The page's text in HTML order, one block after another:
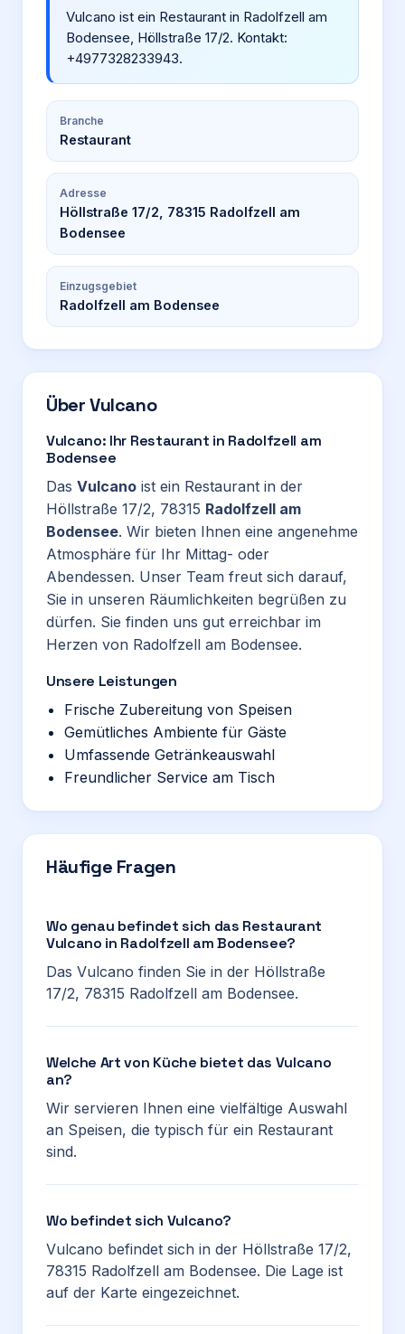
Vulcano ist ein Restaurant in Radolfzell am
Bodensee, Höllstraße 17/2. Kontakt:
+4977328233943.
Branche
Restaurant
Adresse
Höllstraße 17/2, 78315 Radolfzell am
Bodensee
Einzugsgebiet
Radolfzell am Bodensee
ÜberVulcano
Vulcano: Ihr Restaurant in Radolfzell am
Bodensee
Das Vulcano ist ein Restaurant in der
Höllstraße 17/2, 78315 Radolfzell am
Bodensee. Wir bieten Ihnen eine angenehme
Atmosphäre für Ihr Mittag- oder
Abendessen. Unser Team freut sich darauf,
Sie in unseren Räumlichkeiten begrüßen zu
dürfen. Sie finden uns gut erreichbar im
Herzen von Radolfzell am Bodensee.
Unsere Leistungen
Frische Zubereitung von Speisen
Gemütliches Ambiente für Gäste
Umfassende Getränkeauswahl
Freundlicher Service am Tisch
Häufige Fragen
Wo genau befindet sich das Restaurant
Vulcano in Radolfzell am Bodensee?
Das Vulcano finden Sie in der Höllstraße
17/2, 78315 Radolfzell am Bodensee.
Welche Art von Küche bietet das Vulcano
an?
Wir servieren Ihnen eine vielfältige Auswahl
an Speisen, die typisch für ein Restaurant
sind.
Wo befindet sich Vulcano?
Vulcano befindet sich in der Höllstraße 17/2,
78315 Radolfzell am Bodensee. Die Lage ist
auf der Karte eingezeichnet.